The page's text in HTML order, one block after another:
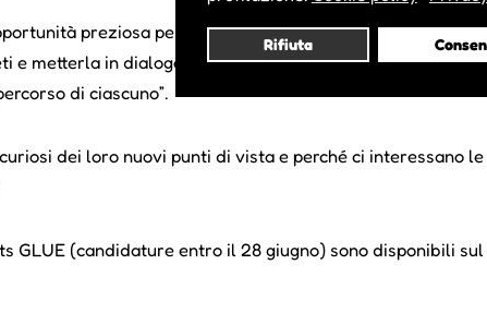
Rifiuta
preziosa per entrare in relazione con un
e metterla in dialogo diretto con la città. Significa anche
di ciascuno”.
curiosi dei loro nuovi punti di vista e perché ci interessano
GLUE (candidature entro il 28 giugno) sono disponibili